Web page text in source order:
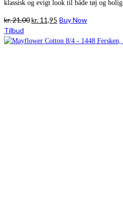
klassisk og evigt look til både tøj og bolig.
kr.21,00Den
pris
kr. 11,95 Den
pris
Buy Now
Tilbud